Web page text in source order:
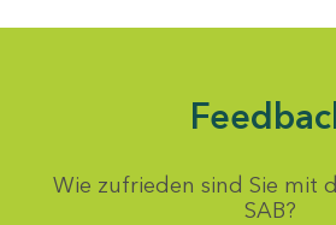
Wie zufrieden sind Sie mit
SAB?